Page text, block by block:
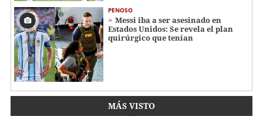
PENOSO
Messi iba a ser asesinado en
Estados Unidos: Se revela el plan
quirúrgico que tenían
MÁS VISTO